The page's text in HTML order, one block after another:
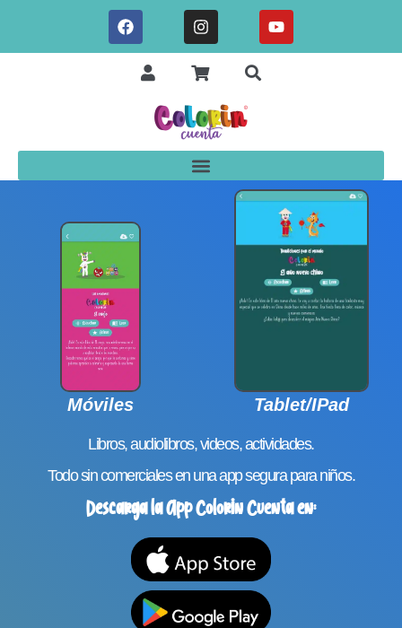
Móviles Tablet/IPad
Libros, audiolibros, videos, actividades.
Todo sin comerciales en una app segura para niños.
Descarga la App Colorin Cuenta en: